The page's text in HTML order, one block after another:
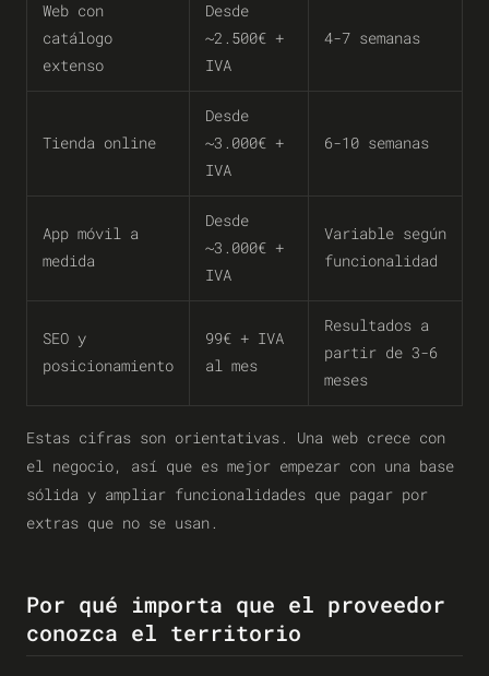
Web con
catálogo
extenso
Desde
~2.500€ +
IVA
4-7 semanas
Tienda online
Desde
~3.000€ +
IVA
6-10 semanas
App móvil a
medida
Desde
~3.000€ +
IVA
Variable según
funcionalidad
SEO y
posicionamiento
99€ + IVA
al mes
Resultados a
partir de 3-6
meses
Estas cifras son orientativas. Una web crece con
el negocio, así que es mejor empezar con una base
sólida y ampliar funcionalidades que pagar por
extras que no se usan.
Por qué importa que el proveedor
conozca el territorio